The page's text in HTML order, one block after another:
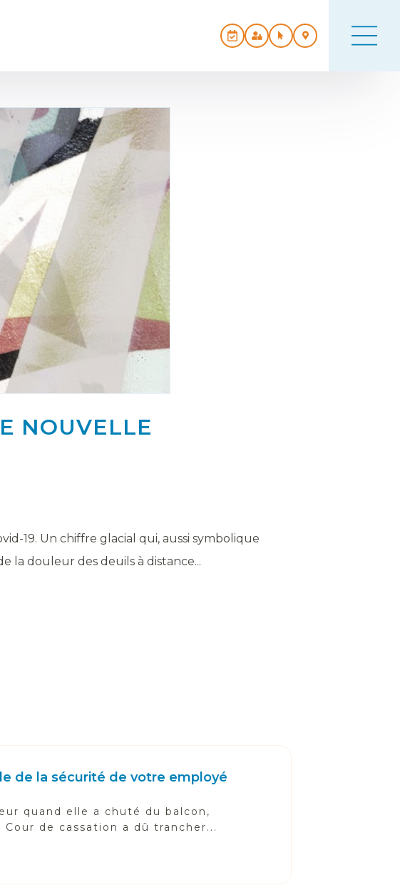
NOUVELLE
19. Un chiffre glacial qui, aussi symbolique
la douleur des deuils à distance...
de la sécurité de votre employé
quand elle a chuté du balcon,
de cassation a dû trancher...